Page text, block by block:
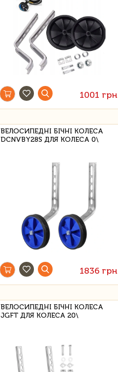
1001 грн
ВЕЛОСИПЕДНІ БІЧНІ КОЛЕСА
DCNVBY28S ДЛЯ КОЛЕСА 0\
1836 грн
ВЕЛОСИПЕДНІ БІЧНІ КОЛЕСА
JGFT ДЛЯ КОЛЕСА 20\